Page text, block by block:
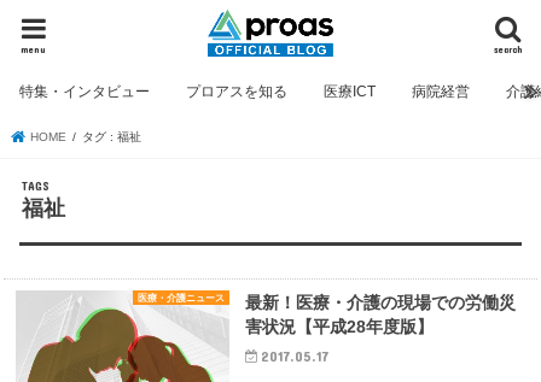
search
menu
特集・インタビュー プロアスを知る 医療ICT 病院経営 介護
HOME タグ : 福祉
福祉
医療・介護ニュース
最新！医療・介護の現場での労働災
害状況【平成28年度版】
2017.05.17